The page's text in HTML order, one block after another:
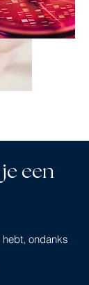
een
hebt, ondanks